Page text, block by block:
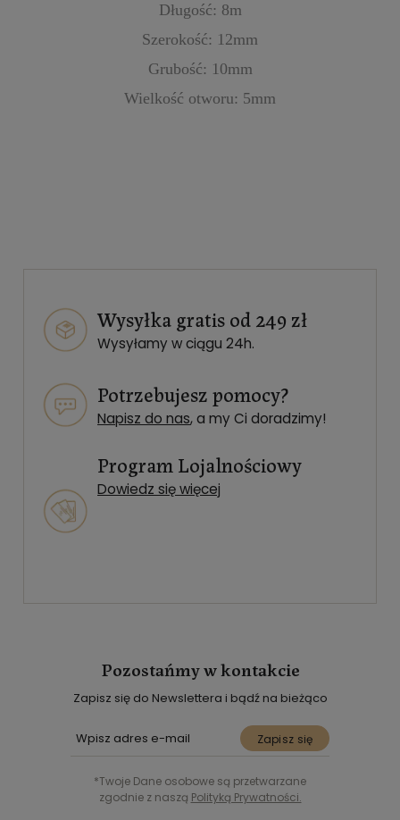
Długość: 8m
Szerokość: 12mm
Grubość: 10mm
Wielkość otworu: 5mm
Wysyłka gratis od 249 zł
Wysyłamy w ciągu 24h.
Potrzebujesz pomocy?
Napisz do nas, a my Ci doradzimy!
Program Lojalnościowy
Dowiedz się więcej
Pozostańmy w kontakcie
Zapisz się do Newslettera i bądź na bieżąco
Zapisz się
*Twoje Dane osobowe są przetwarzane
zgodnie z naszą Polityką Prywatności.